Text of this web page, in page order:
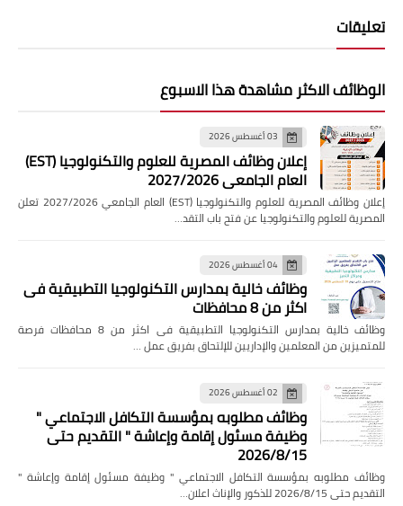
تعليقات
الوظائف الاكثر مشاهدة هذا الاسبوع
03 أغسطس 2026
إعلان وظائف المصرية للعلوم والتكنولوجيا (EST)
العام الجامعي 2027/2026
إعلان وظائف المصرية للعلوم والتكنولوجيا (EST) العام الجامعي 2027/2026 تعلن
المصرية للعلوم والتكنولوجيا عن فتح باب التقد…
04 أغسطس 2026
وظائف خالية بمدارس التكنولوجيا التطبيقية فى
اكثر من 8 محافظات
وظائف خالية بمدارس التكنولوجيا التطبيقية فى اكثر من 8 محافظات فرصة
للمتميزين من المعلمين والإداريين للإلتحاق بفريق عمل …
02 أغسطس 2026
وظائف مطلوبه بمؤسسة التكافل الاجتماعي "
وظيفة مسئول إقامة وإعاشة " التقديم حتى
2026/8/15
وظائف مطلوبه بمؤسسة التكافل الاجتماعي " وظيفة مسئول إقامة وإعاشة "
التقديم حتى 2026/8/15 للذكور والإناث اعلان…